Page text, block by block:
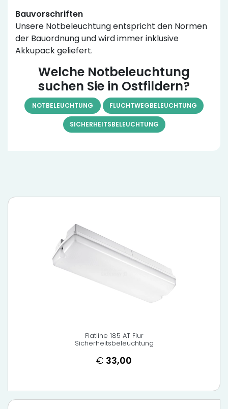
Bauvorschriften
Unsere Notbeleuchtung entspricht den Normen
der Bauordnung und wird immer inklusive
Akkupack geliefert.
Welche Notbeleuchtung
suchen Sie in Ostfildern?
NOTBELEUCHTUNG FLUCHTWEGBELEUCHTUNG
SICHERHEITSBELEUCHTUNG
Flatline 185 AT Flur
Sicherheitsbeleuchtung
€ 33,00